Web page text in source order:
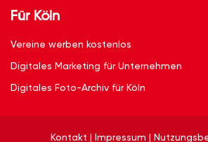
Für Köln
Vereine werben kostenlos
Digitales Marketing für Unternehmen
Digitales Foto-Archiv für Köln
Kontakt | Impressum |